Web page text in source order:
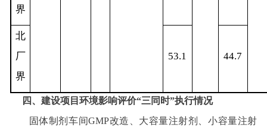
界
北
厂
界
53.1 44.7
四、建设项目环境影响评价“三同时”执行情况
固体制剂车间GMP改造、大容量注射剂、小容量注射